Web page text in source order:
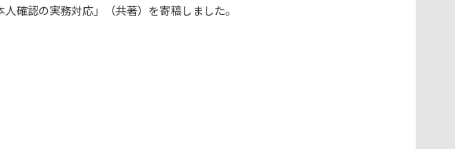
確認の実務対応」（共著）を寄稿しました。